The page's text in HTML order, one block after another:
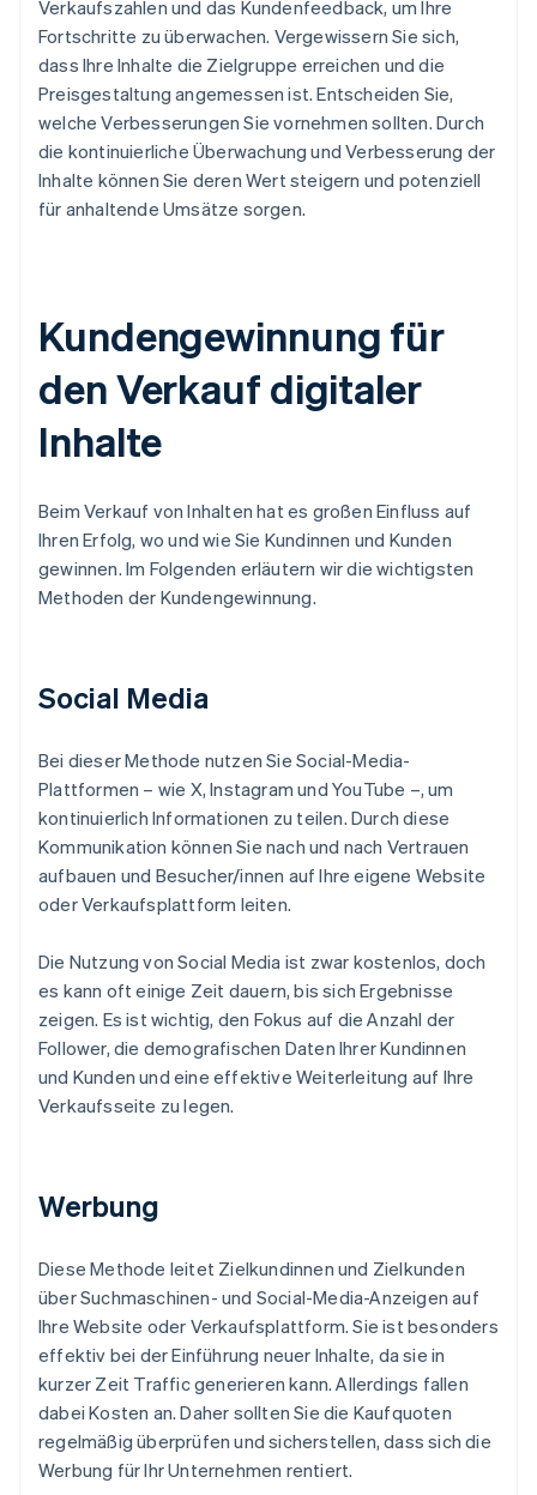
Verkaufszahlen und das Kundenfeedback, um Ihre
Fortschritte zu überwachen. Vergewissern Sie sich,
dass Ihre Inhalte die Zielgruppe erreichen und die
Preisgestaltung angemessen ist. Entscheiden Sie,
welche Verbesserungen Sie vornehmen sollten. Durch
die kontinuierliche Überwachung und Verbesserung der
Inhalte können Sie deren Wert steigern und potenziell
für anhaltende Umsätze sorgen.
Kundengewinnung für
den Verkauf digitaler
Inhalte
Beim Verkauf von Inhalten hat es großen Einfluss auf
Ihren Erfolg, wo und wie Sie Kundinnen und Kunden
gewinnen. Im Folgenden erläutern wir die wichtigsten
Methoden der Kundengewinnung.
Social Media
Bei dieser Methode nutzen Sie Social-Media-
Plattformen – wie X, Instagram und YouTube –, um
kontinuierlich Informationen zu teilen. Durch diese
Kommunikation können Sie nach und nach Vertrauen
aufbauen und Besucher/innen auf Ihre eigene Website
oder Verkaufsplattform leiten.
Die Nutzung von Social Media ist zwar kostenlos, doch
es kann oft einige Zeit dauern, bis sich Ergebnisse
zeigen. Es ist wichtig, den Fokus auf die Anzahl der
Follower, die demografischen Daten Ihrer Kundinnen
und Kunden und eine effektive Weiterleitung auf Ihre
Verkaufsseite zu legen.
Werbung
Diese Methode leitet Zielkundinnen und Zielkunden
über Suchmaschinen- und Social-Media-Anzeigen auf
Ihre Website oder Verkaufsplattform. Sie ist besonders
effektiv bei der Einführung neuer Inhalte, da sie in
kurzer Zeit Traffic generieren kann. Allerdings fallen
dabei Kosten an. Daher sollten Sie die Kaufquoten
regelmäßig überprüfen und sicherstellen, dass sich die
Werbung für Ihr Unternehmen rentiert.